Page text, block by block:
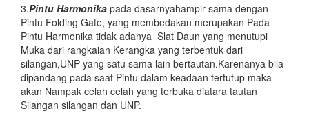
3.Pintu Harmonika pada dasarnyahampir sama dengan
Pintu Folding Gate, yang membedakan merupakan Pada
Pintu Harmonika tidak adanya Slat Daun yang menutupi
Muka dari rangkaian Kerangka yang terbentuk dari
silangan,UNP yang satu sama lain bertautan.Karenanya bila
dipandang pada saat Pintu dalam keadaan tertutup maka
akan Nampak celah celah yang terbuka diatara tautan
Silangan silangan dan UNP.